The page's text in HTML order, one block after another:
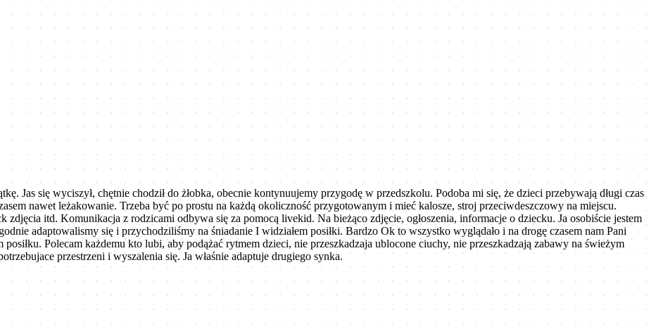
Jas się wyciszył, chętnie chodził do żłobka, obecnie kontynuujemy przygodę w przedszkolu. Podoba mi się, że dzieci przebywają długi czas
nawet leżakowanie. Trzeba być po prostu na każdą okoliczność przygotowanym i mieć kalosze, stroj przeciwdeszczowy na miejscu.
zdjęcia itd. Komunikacja z rodzicami odbywa się za pomocą livekid. Na bieżąco zdjęcie, ogłoszenia, informacje o dziecku. Ja osobiście jestem
adaptowalismy się i przychodziliśmy na śniadanie I widziałem posiłki. Bardzo Ok to wszystko wyglądało i na drogę czasem nam Pani
Polecam każdemu kto lubi, aby podążać rytmem dzieci, nie przeszkadzaja ublocone ciuchy, nie przeszkadzają zabawy na świeżym
przestrzeni i wyszalenia się. Ja właśnie adaptuje drugiego synka.